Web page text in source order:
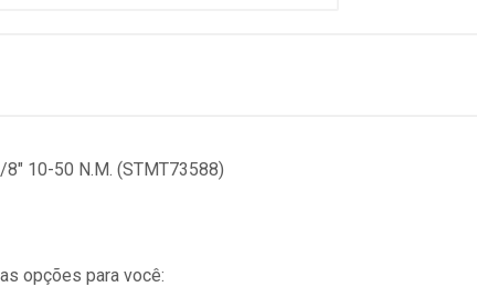
10-50 N.M. (STMT73588)
opções para você: